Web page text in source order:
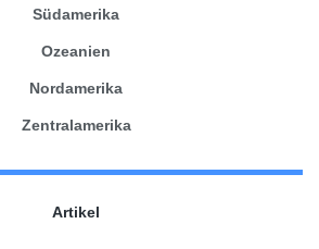
Südamerika
Ozeanien
Nordamerika
Zentralamerika
Artikel